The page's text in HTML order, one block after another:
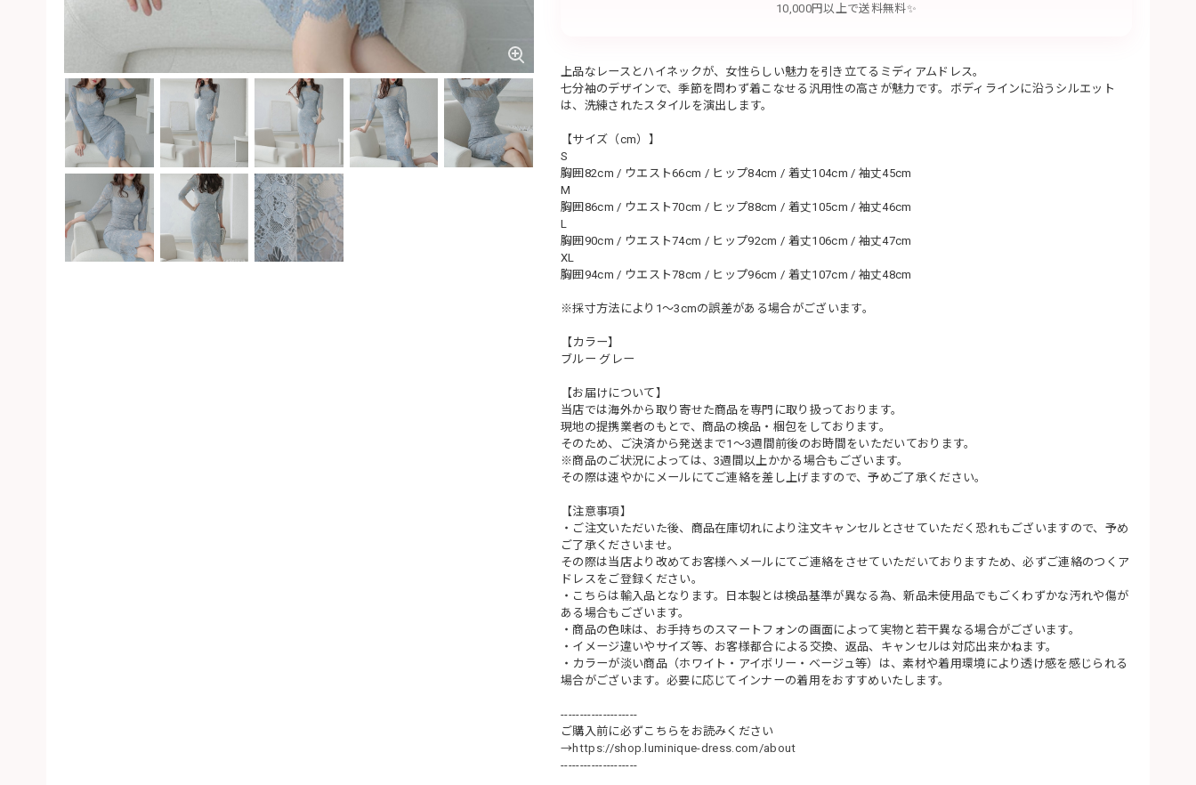
10,000円以上で送料無料✨
上品なレースとハイネックが、女性らしい魅力を引き立てるミディアムドレス。
七分袖のデザインで、季節を問わず着こなせる汎用性の高さが魅力です。ボディラインに沿うシルエット
は、洗練されたスタイルを演出します。
【サイズ（cm）】
S
胸囲82cm / ウエスト66cm / ヒップ84cm / 着丈104cm / 袖丈45cm
M
胸囲86cm / ウエスト70cm / ヒップ88cm / 着丈105cm / 袖丈46cm
L
胸囲90cm / ウエスト74cm / ヒップ92cm / 着丈106cm / 袖丈47cm
XL
胸囲94cm / ウエスト78cm / ヒップ96cm / 着丈107cm / 袖丈48cm
※採寸方法により1～3cmの誤差がある場合がございます。
【カラー】
ブルー グレー
【お届けについて】
当店では海外から取り寄せた商品を専門に取り扱っております。
現地の提携業者のもとで、商品の検品・梱包をしております。
そのため、ご決済から発送まで1～3週間前後のお時間をいただいております。
※商品のご状況によっては、3週間以上かかる場合もございます。
その際は速やかにメールにてご連絡を差し上げますので、予めご了承ください。
【注意事項】
・ご注文いただいた後、商品在庫切れにより注文キャンセルとさせていただく恐れもございますので、予め
ご了承くださいませ。
その際は当店より改めてお客様へメールにてご連絡をさせていただいておりますため、必ずご連絡のつくア
ドレスをご登録ください。
・こちらは輸入品となります。日本製とは検品基準が異なる為、新品未使用品でもごくわずかな汚れや傷が
ある場合もございます。
・商品の色味は、お手持ちのスマートフォンの画面によって実物と若干異なる場合がございます。
・イメージ違いやサイズ等、お客様都合による交換、返品、キャンセルは対応出来かねます。
・カラーが淡い商品（ホワイト・アイボリー・ベージュ等）は、素材や着用環境により透け感を感じられる
場合がございます。必要に応じてインナーの着用をおすすめいたします。
--------------------
ご購入前に必ずこちらをお読みください
→https://shop.luminique-dress.com/about
--------------------